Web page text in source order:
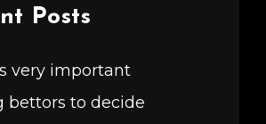
Posts
very important
bettors to decide